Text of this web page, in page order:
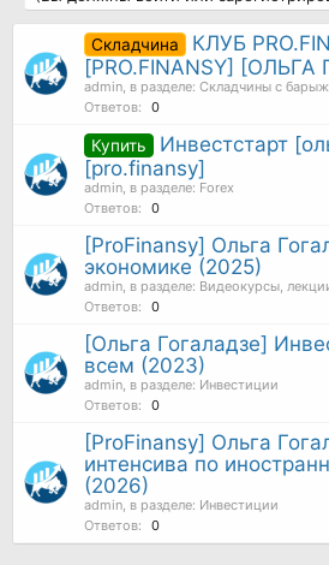
Складчина
КЛУБ
[PRO.FINANSY]
admin , в разделе: Складчины с
Ответов:
0
Купить
Инвестстарт
[pro.finansy]
admin , в разделе: Forex
Ответов:
0
[ProFinansy] Ольга
экономике (2025)
admin , в разделе: Видеокурсы,
Ответов:
0
[Ольга Гогаладзе]
всем (2023)
admin , в разделе: Инвестиции
Ответов:
0
[ProFinansy] Ольга
интенсива по
(2026)
admin , в разделе: Инвестиции
Ответов:
0